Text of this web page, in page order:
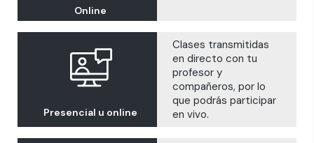
Online
Presencial u online
Clases transmitidas
en directo con tu
profesor y
compañeros, por lo
que podrás participar
en vivo.